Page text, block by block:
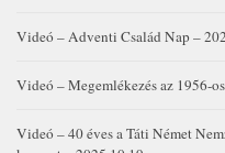
Videó – Adventi Család Nap –
Videó – Megemlékezés az 1956-
Videó – 40 éves a Táti Német